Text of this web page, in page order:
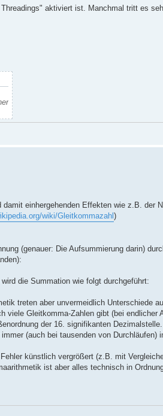
aktiviert ist. Manchmal tritt es
einhergehenden Effekten wie z.B. der
wiki/Gleitkommazahl)
(genauer: Die Aufsummierung darin)
die Summation wie folgt durchgeführt:
treten aber unvermeidlich Unterschiede
Gleitkomma-Zahlen gibt (bei endlicher
der 16. signifikanten Dezimalstelle.
(auch bei tausenden von Durchläufen)
künstlich vergrößert (z.B. mit
ist aber alles technisch in